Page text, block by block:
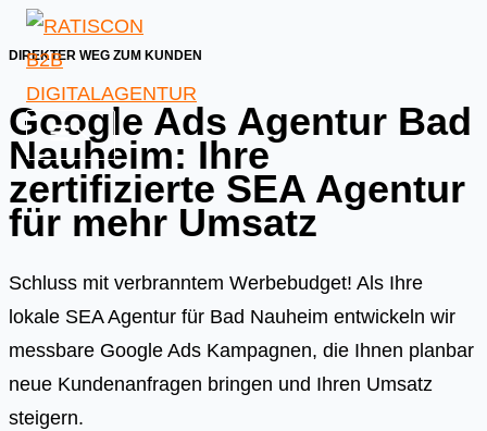
Skip
to
content
DIREKTER WEG ZUM KUNDEN
Google Ads Agentur Bad
Nauheim: Ihre
zertifizierte SEA Agentur
für mehr Umsatz
Schluss mit verbranntem Werbebudget! Als Ihre
lokale SEA Agentur für Bad Nauheim entwickeln wir
messbare Google Ads Kampagnen, die Ihnen planbar
neue Kundenanfragen bringen und Ihren Umsatz
steigern.